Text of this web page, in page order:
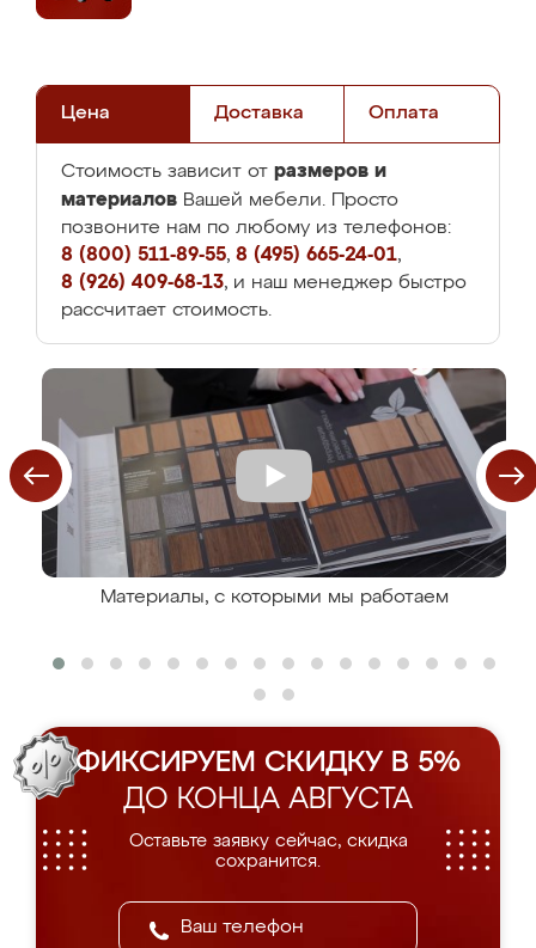
Цена Доставка Оплата
Стоимость зависит от размеров и
материалов Вашей мебели. Просто
позвоните нам по любому из телефонов:
8 (800) 511-89-55, 8 (495) 665-24-01,
8 (926) 409-68-13, и наш менеджер быстро
рассчитает стоимость.
Материалы, с которыми мы работаем
ФИКСИРУЕМ СКИДКУ В 5%
ДО КОНЦА АВГУСТА
Оставьте заявку сейчас, скидка
сохранится.